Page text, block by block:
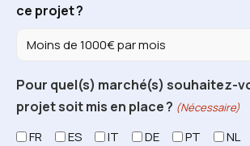
ce projet ?
Pour quel(s) marché(s) souhaitez-
projet soit mis en place ? (Nécessaire)
FR ES IT DE PT NL